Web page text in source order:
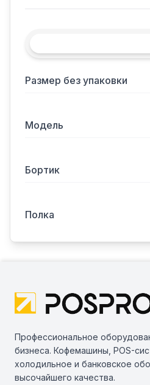
Размер без упаковки
Модель
Бортик
Полка
Профессиональное
бизнеса. Кофемашины, POS-
холодильное и банковское
высочайшего качества.